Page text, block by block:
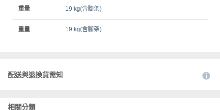
重量 19 kg(含腳架)
重量 19 kg(含腳架)
配送與退換貨需知
相關分類